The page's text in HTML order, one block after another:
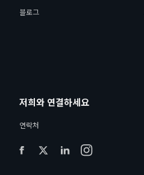
블로그
저희와 연결하세요
연락처